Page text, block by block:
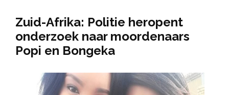
Zuid-Afrika: Politie heropent
onderzoek naar moordenaars
Popi en Bongeka